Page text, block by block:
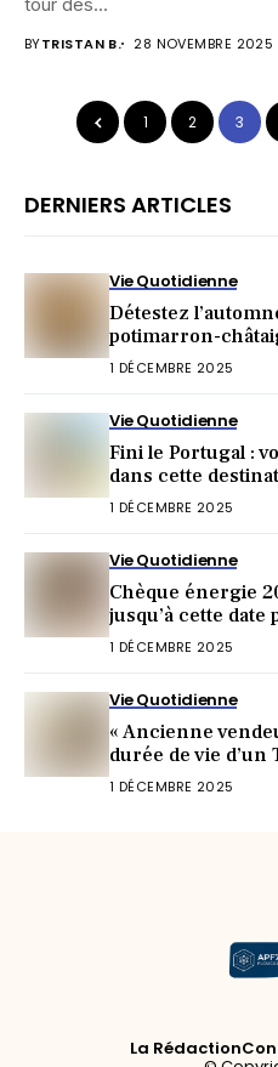
BYTRISTAN B. 28 NOVEMBRE 2025
1 2 3
DERNIERS ARTICLES
Vie Quotidienne
Détestez
potimarron-
1 DÉCEMBRE 2025
Vie Quotidienne
Fini le Portugal :
dans cette
irrésistible) !
1 DÉCEMBRE 2025
Vie Quotidienne
Chèque énergie
jusqu’à cette date
1 DÉCEMBRE 2025
Vie Quotidienne
« Ancienne
durée de vie
1 DÉCEMBRE 2025
La Rédaction